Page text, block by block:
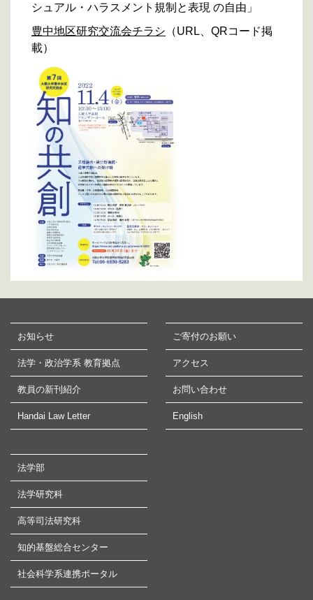
シュアル・ハラスメント規制と表現 の自由」
豊中地区研究交流会チラシ （URL、QRコード掲
載）
お知らせ
法学・政治学系 教育拠点
教員の新刊紹介
Handai Law Letter
ご寄付のお願い
アクセス
お問い合わせ
English
法学部
法学研究科
高等司法研究科
知的基盤総合センター
社会科学系連携ポータル